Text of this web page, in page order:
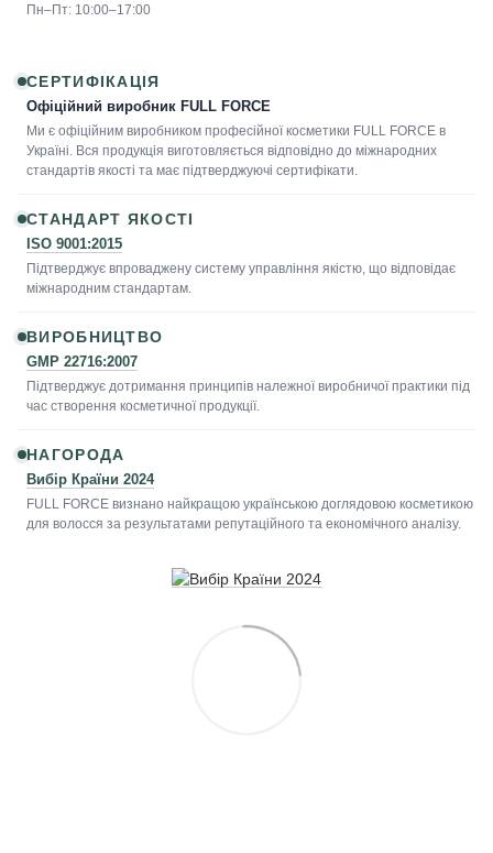
Пн–Пт: 10:00–17:00
СЕРТИФІКАЦІЯ
Офіційний виробник FULL FORCE
Ми є офіційним виробником професійної косметики FULL FORCE в
Україні. Вся продукція виготовляється відповідно до міжнародних
стандартів якості та має підтверджуючі сертифікати.
СТАНДАРТ ЯКОСТІ
ISO 9001:2015
Підтверджує впроваджену систему управління якістю, що відповідає
міжнародним стандартам.
ВИРОБНИЦТВО
GMP 22716:2007
Підтверджує дотримання принципів належної виробничої практики під
час створення косметичної продукції.
НАГОРОДА
Вибір Країни 2024
FULL FORCE визнано найкращою українською доглядовою косметикою
для волосся за результатами репутаційного та економічного аналізу.